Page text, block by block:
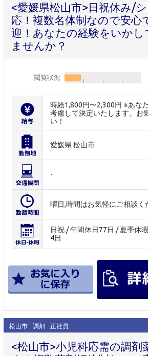
<愛媛県松山市>日祝休み/
応！複数名体制なので安心
迎！あなたの経験をいかし
ませんか？
閲覧状況
時給1,800円〜2,300円 ※あな
考慮して決定いたします。お
い！
愛媛県 松山市
-
曜日,時間はお気軽にご相談く
日祝 / 年間休日77日 / 夏季休
4日
松山市 調剤 正社員
<松山市>小児科応需の調剤